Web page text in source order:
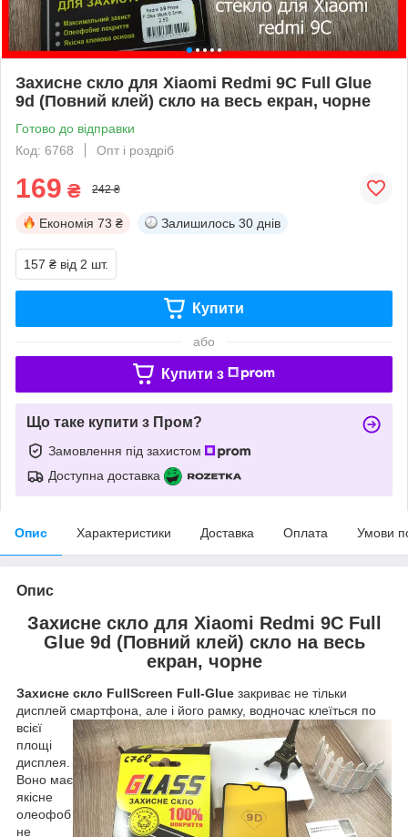
Захисне скло для Xiaomi Redmi 9C Full Glue
9d (Повний клей) скло на весь екран, чорне
Готово до відправки
Код: 6768
Опт і роздріб
169 ₴ 242 ₴
Економія 73 ₴ Залишилось 30 днів
157 ₴ від 2 шт.
Купити
або
Купити з
Що таке купити з Пром?
Замовлення під захистом
Доступна доставка
Опис Характеристики Доставка Оплата Умови
Опис
Захисне скло для Xiaomi Redmi 9C Full
Glue 9d (Повний клей) скло на весь
екран, чорне
Захисне скло FullScreen Full-Glue закриває не тільки
дисплей смартфона, але і його рамку, водночас клеїться по
всієї
площі
дисплея.
Воно має
якісне
олеофоб
не